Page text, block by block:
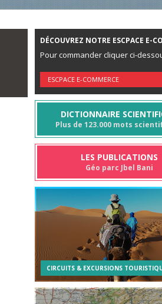
DÉCOUVREZ NOTRE ESCPACE E-
Pour commander cliquer ci-
ESCPACE E-COMMERCE
DICTIONNAIRE
Plus de 123.000 mots
LES PUBLICATIONS
Géo parc Jbel Bani
CIRCUITS & EXCURSIONS